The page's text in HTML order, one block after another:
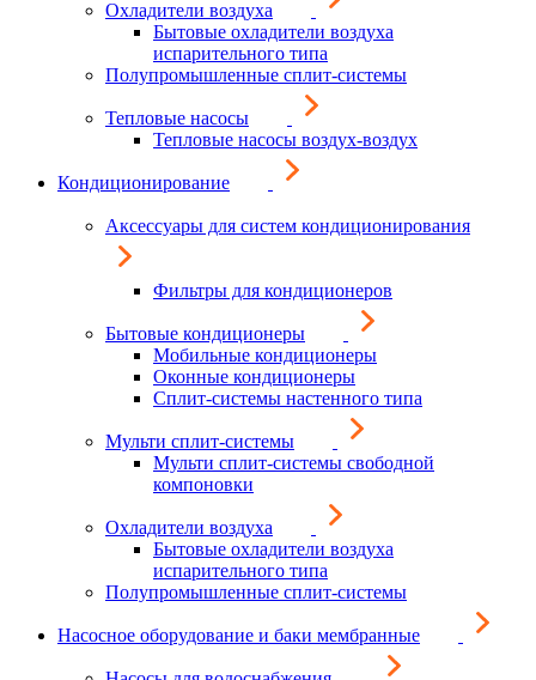
Охладители воздуха
Бытовые охладители воздуха
испарительного типа
Полупромышленные сплит-системы
Тепловые насосы
Тепловые насосы воздух-воздух
Кондиционирование
Аксессуары для систем кондиционирования
Фильтры для кондиционеров
Бытовые кондиционеры
Мобильные кондиционеры
Оконные кондиционеры
Сплит-системы настенного типа
Мульти сплит-системы
Мульти сплит-системы свободной
компоновки
Охладители воздуха
Бытовые охладители воздуха
испарительного типа
Полупромышленные сплит-системы
Насосное оборудование и баки мембранные